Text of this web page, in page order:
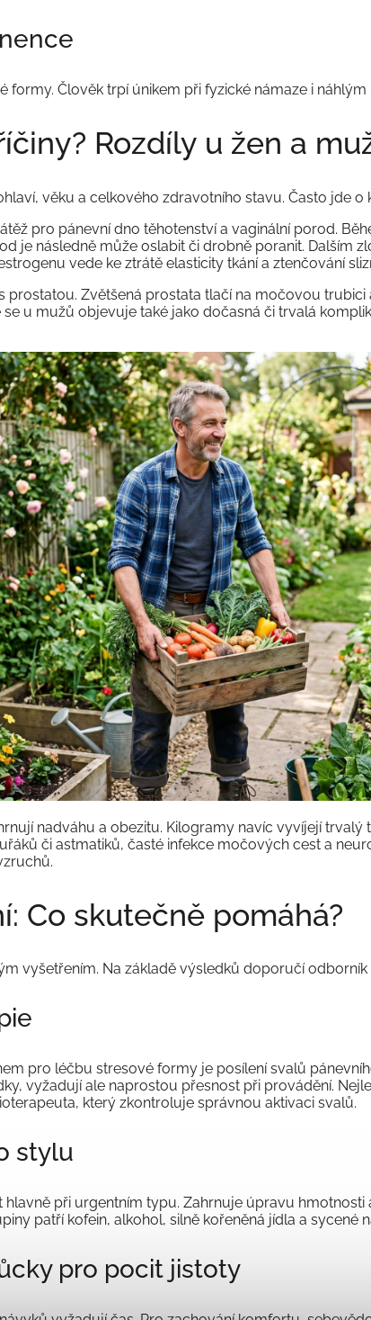
formy. Člověk trpí únikem při fyzické námaze i
Rozdíly u žen a
věku a celkového zdravotního stavu. Často jde o
pro pánevní dno těhotenství a vaginální porod.
je následně může oslabit či drobně poranit. Dalším
vede ke ztrátě elasticity tkání a ztenčování
prostatou. Zvětšená prostata tlačí na močovou
se u mužů objevuje také jako dočasná či trvalá
nadváhu a obezitu. Kilogramy navíc vyvíjejí trvalý
či astmatiků, časté infekce močových cest a
Co skutečně pomáhá?
vyšetřením. Na základě výsledků doporučí
pro léčbu stresové formy je posílení svalů
vyžadují ale naprostou přesnost při provádění.
který zkontroluje správnou aktivaci svalů.
stylu
při urgentním typu. Zahrnuje úpravu
patří kofein, alkohol, silně kořeněná jídla a sycené
pro pocit jistoty